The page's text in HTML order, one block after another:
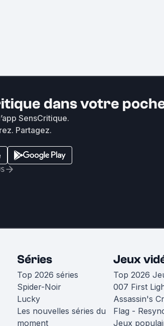
dans votre
SensCritique.
Partagez.
Séries
Top 2026 séries
Spider-Noir
Lucky
Les nouvelles séries du
moment
Jeux
Top 2026
007 First
Assassin's
Flag -
Jeux